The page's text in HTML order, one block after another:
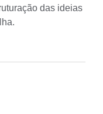
das ideias